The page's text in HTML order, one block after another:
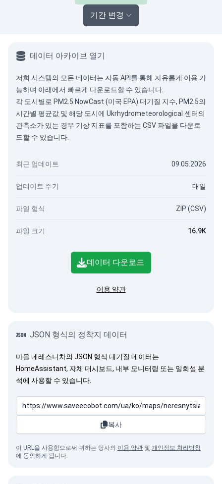
기간 변경
데이터 아카이브 열기
저희 시스템의 모든 데이터는 자동 API 를 통해 자유롭게 이용 가
능하며 아래에서 빠르게 다운로드할 수 있습니다.
각 도시별로 PM2.5 NowCast (미국 EPA) 대기질 지수, PM2.5의
시간별 평균값 및 해당 도시에 Ukrhydrometeorological 센터의
관측소가 있는 경우 기상 지표를 포함하는 CSV 파일을 다운로
드할 수 있습니다.
최근 업데이트 09.05.2026
업데이트 주기 매일
파일 형식 ZIP (CSV)
파일 크기 16.9K
데이터 다운로드
이용 약관
JSON 형식의 정착지 데이터
마을 네레스니차의 JSON 형식 대기질 데이터는
HomeAssistant, 자체 대시보드, 내부 모니터링 또는 일회성 분
석에 사용할 수 있습니다.
복사
이 URL을 사용함으로써 귀하는 당사의 이용 약관 및 개인정보 처리방침
에 동의하게 됩니다.